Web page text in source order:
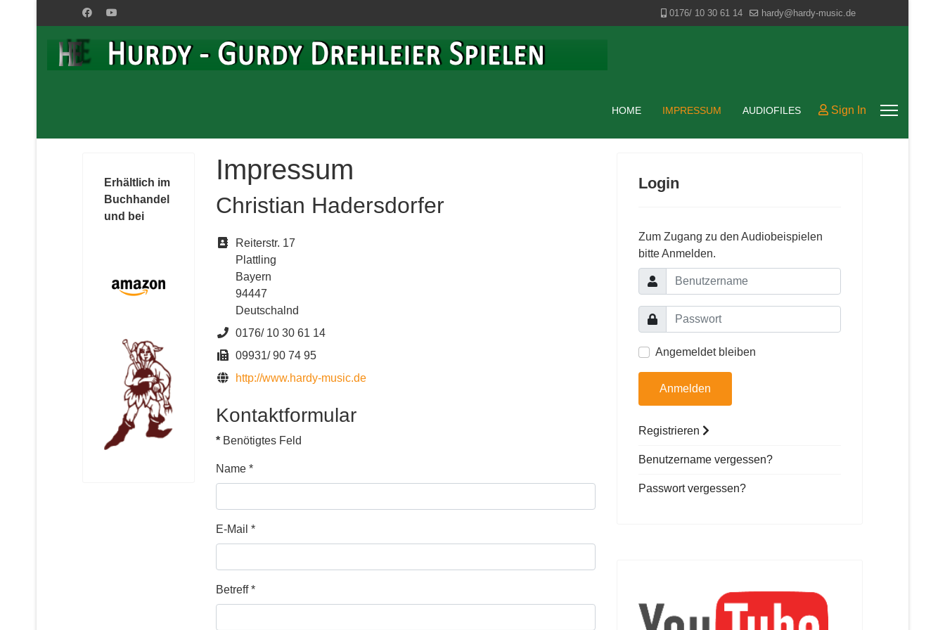
0176/ 10 30 61 14 hardy@hardy-music.de
HOME IMPRESSUM AUDIOFILES Sign In
Erhältlich im
Buchhandel
und bei
Impressum
Christian Hadersdorfer
Adresse
Reiterstr. 17
Plattling
Bayern
94447
Deutschalnd
Telefon
0176/ 10 30 61 14
Fax
09931/ 90 74 95
Website
http://www.hardy-music.de
Kontaktformular
* Benötigtes Feld
Name *
E-Mail *
Betreff*
Login
Zum Zugang zu den Audiobeispielen
bitte Anmelden.
Angemeldet bleiben
Anmelden
Registrieren
Benutzername vergessen?
Passwort vergessen?